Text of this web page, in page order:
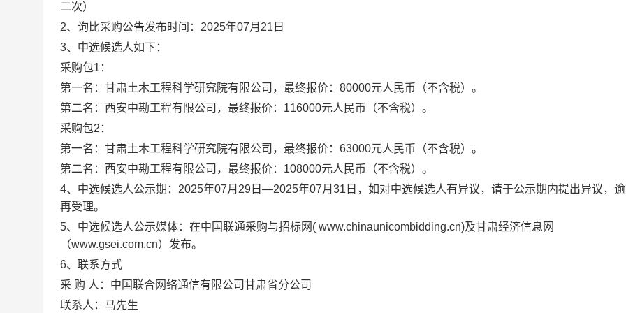
二次）
2、询比采购公告发布时间： 2025年07月21日
3、中选候选人如下：
采购包1：
第一名：甘肃土木工程科学研究院有限公司 ， 最终报价： 80000元人民币 （不含税） 。
第二名：西安中勘工程有限公司， 最终报价： 116000元人民币 （不含税） 。
采购包2：
第一名：甘肃土木工程科学研究院有限公司 ， 最终报价： 63000元人民币 （不含税） 。
第二名：西安中勘工程有限公司， 最终报价： 108000元人民币 （不含税） 。
4、中选候选人公示期： 2025年07月 29 日 —2025年07月 31 日，如对中选候选人有异议，请于公示期内提出异议，
再受理。
5、中选候选人公示媒体：在中国联通采购与招标网( www.chinaunicombidding.cn)及甘肃经济信息网
（www.gsei.com.cn） 发布。
6、联系方式
采 购 人： 中国联合网络通信有限公司甘肃省分公司
联系人： 马先生